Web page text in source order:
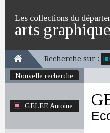
Les collections du
arts
Recherche sur :
Nouvelle recherche
GELEE Antoine